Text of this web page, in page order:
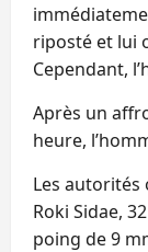
riposté et lui
Cependant,
Après un
heure,
Les
Roki Sidae,
poing de 9